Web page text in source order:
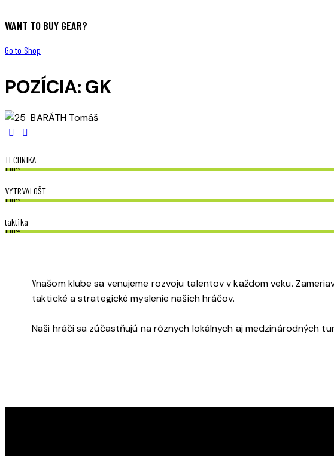
WANT TO BUY GEAR?
Go to Shop
POZÍCIA: GK
TECHNIKA
100%
VYTRVALOŠT
100%
taktika
100%
Vnašom klube sa venujeme rozvoju talentov v každom veku.
taktické a strategické myslenie našich hráčov.
Naši hráči sa zúčastňujú na rôznych lokálnych aj medzinárodných